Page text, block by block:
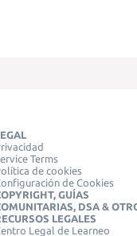
Terms
de cookies
de Cookies
GUÍAS
DSA &
LEGALES
Legal de Learneo